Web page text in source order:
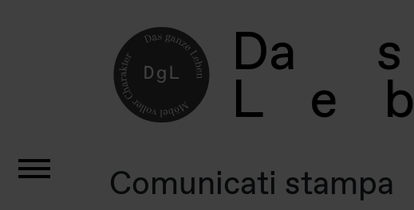
Da s
L e b
Comunicati stampa